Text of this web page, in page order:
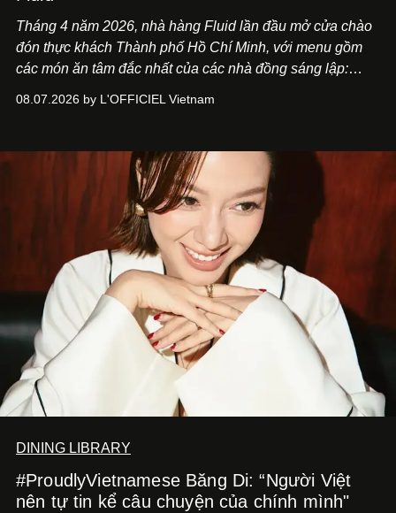
Tháng 4 năm 2026, nhà hàng Fluid lần đầu mở cửa chào
đón thực khách Thành phố Hồ Chí Minh, với menu gồm
các món ăn tâm đắc nhất của các nhà đồng sáng lập:
món ăn đa dạng từ Á đến Âu nhanh chóng được yêu thích
mang đến niềm vui cho thực khách.
08.07.2026 by L'OFFICIEL Vietnam
DINING LIBRARY
#ProudlyVietnamese Băng Di: “Người Việt
nên tự tin kể câu chuyện của chính mình"